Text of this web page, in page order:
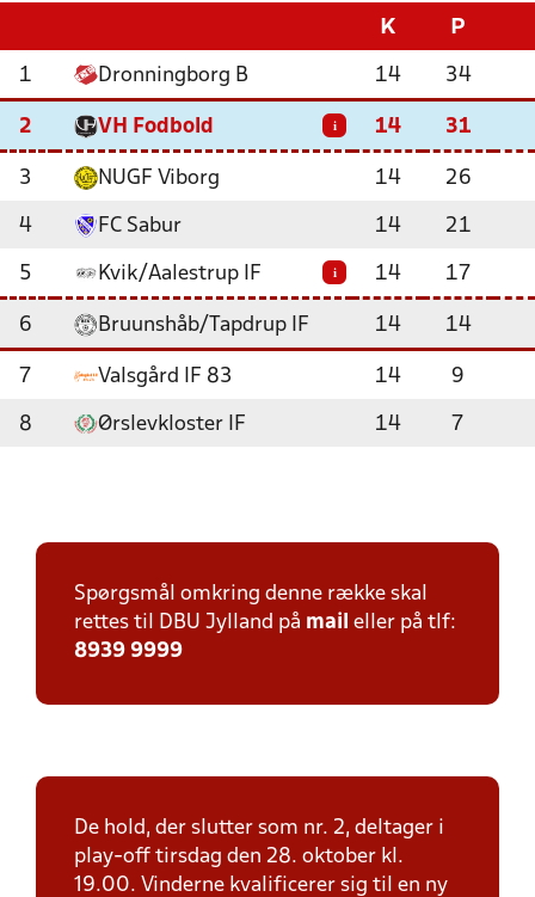
K P
1 Dronningborg B 14 34
2 VH Fodbold i 14 31
3 NUGF Viborg 14 26
4 FC Sabur 14 21
5 Kvik/Aalestrup IF i 14 17
6 Bruunshåb/Tapdrup IF 14 14
7 Valsgård IF 83 14 9
8 Ørslevkloster IF 14 7
Spørgsmål omkring denne række skal
rettes til DBU Jylland på mail eller på tlf:
8939 9999
De hold, der slutter som nr. 2, deltager i
play-off tirsdag den 28. oktober kl.
19.00. Vinderne kvalificerer sig til en ny